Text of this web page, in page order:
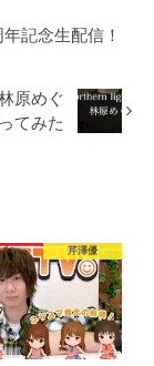
記念生配信！
原めぐ
てみた
芹澤優